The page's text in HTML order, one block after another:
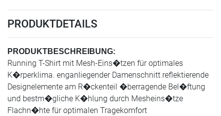
PRODUKTDETAILS
PRODUKTBESCHREIBUNG:
Running T-Shirt mit Mesh-Eins�tzen für optimales
K�rperklima. enganliegender Damenschnitt reflektierende
Designelemente am R�ckenteil �berragende Bel�ftung
und bestm�gliche K�hlung durch Mesheins�tze
Flachn�hte für optimalen Tragekomfort